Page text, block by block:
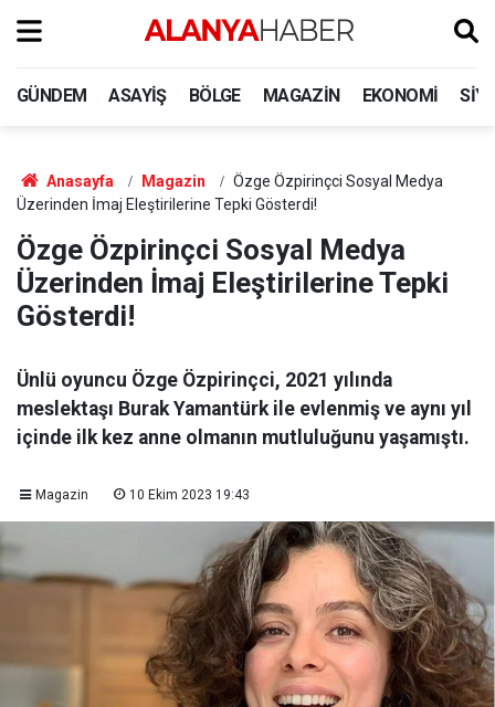
GÜNDEM ASAYIŞ BÖLGE MAGAZIN EKONOMI
Anasayfa Magazin
Özge Özpirinçci Sosyal Medya
Üzerinden İmaj Eleştirilerine Tepki Gösterdi!
Özge Özpirinçci Sosyal Medya
Üzerinden İmaj Eleştirilerine Tepki
Gösterdi!
Ünlü oyuncu Özge Özpirinçci, 2021 yılında
meslektaşı Burak Yamantürk ile evlenmiş ve aynı yıl
içinde ilk kez anne olmanın mutluluğunu yaşamıştı.
Magazin 10 Ekim 2023 19:43